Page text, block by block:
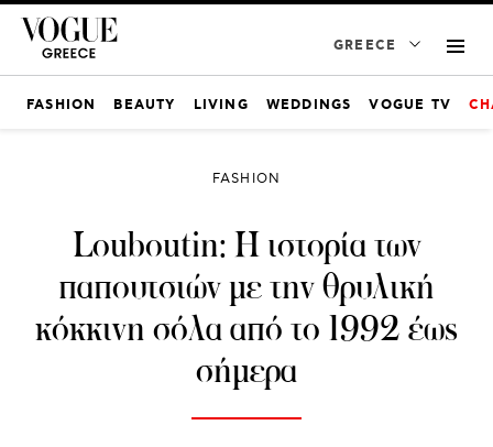
GREECE
FASHION BEAUTY LIVING WEDDINGS VOGUE TV
FASHION
Louboutin: Η ιστορία των
παπουτσιών με την θρυλική
κόκκινη σόλα από το 1992 έως
σήμερα